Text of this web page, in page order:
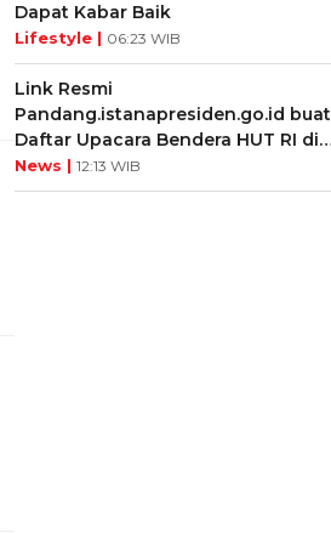
Dapat Kabar Baik
Lifestyle | 06:23 WIB
Link Resmi
Pandang.istanapresiden.go.id buat
Daftar Upacara Bendera HUT RI di
Istana Negara
News | 12:13 WIB